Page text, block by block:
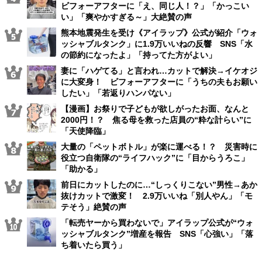
ビフォーアフターに「え、同じ人！？」「かっこい
い」「爽やかすぎる～」大絶賛の声
熊本地震発生を受け《アイラップ》公式が紹介「ウォ
ッシャブルタンク」に1.9万いいねの反響 SNS「水
の節約になったよ」「持ってた方がよい」
妻に「ハゲてる」と言われ…カットで解決→イケオジ
に大変身！ ビフォーアフターに「うちの夫もお願い
したい」「若返りハンパない」
【漫画】お祭りで子どもが欲しがったお面、なんと
2000円！？ 焦る母を救った店員の“粋な計らい”に
「天使降臨」
大量の「ペットボトル」が楽に運べる！？ 災害時に
役立つ自衛隊の“ライフハック”に「目からうろこ」
「助かる」
前日にカットしたのに…“しっくりこない”男性→あか
抜けカットで激変！ 2.9万いいね「別人やん」「モ
テそう」絶賛の声
「転売ヤーから買わないで」アイラップ公式が“ウォ
ッシャブルタンク”増産を報告 SNS「心強い」「落
ち着いたら買う」